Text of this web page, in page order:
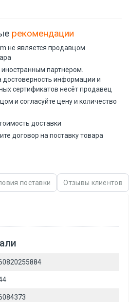
рекомендации
не является продавцом
партнёром.
достоверность информации и
сертификатов несёт продавец
и согласуйте цену и количество
доставки
договор на поставку товара
поставки Отзывы клиентов